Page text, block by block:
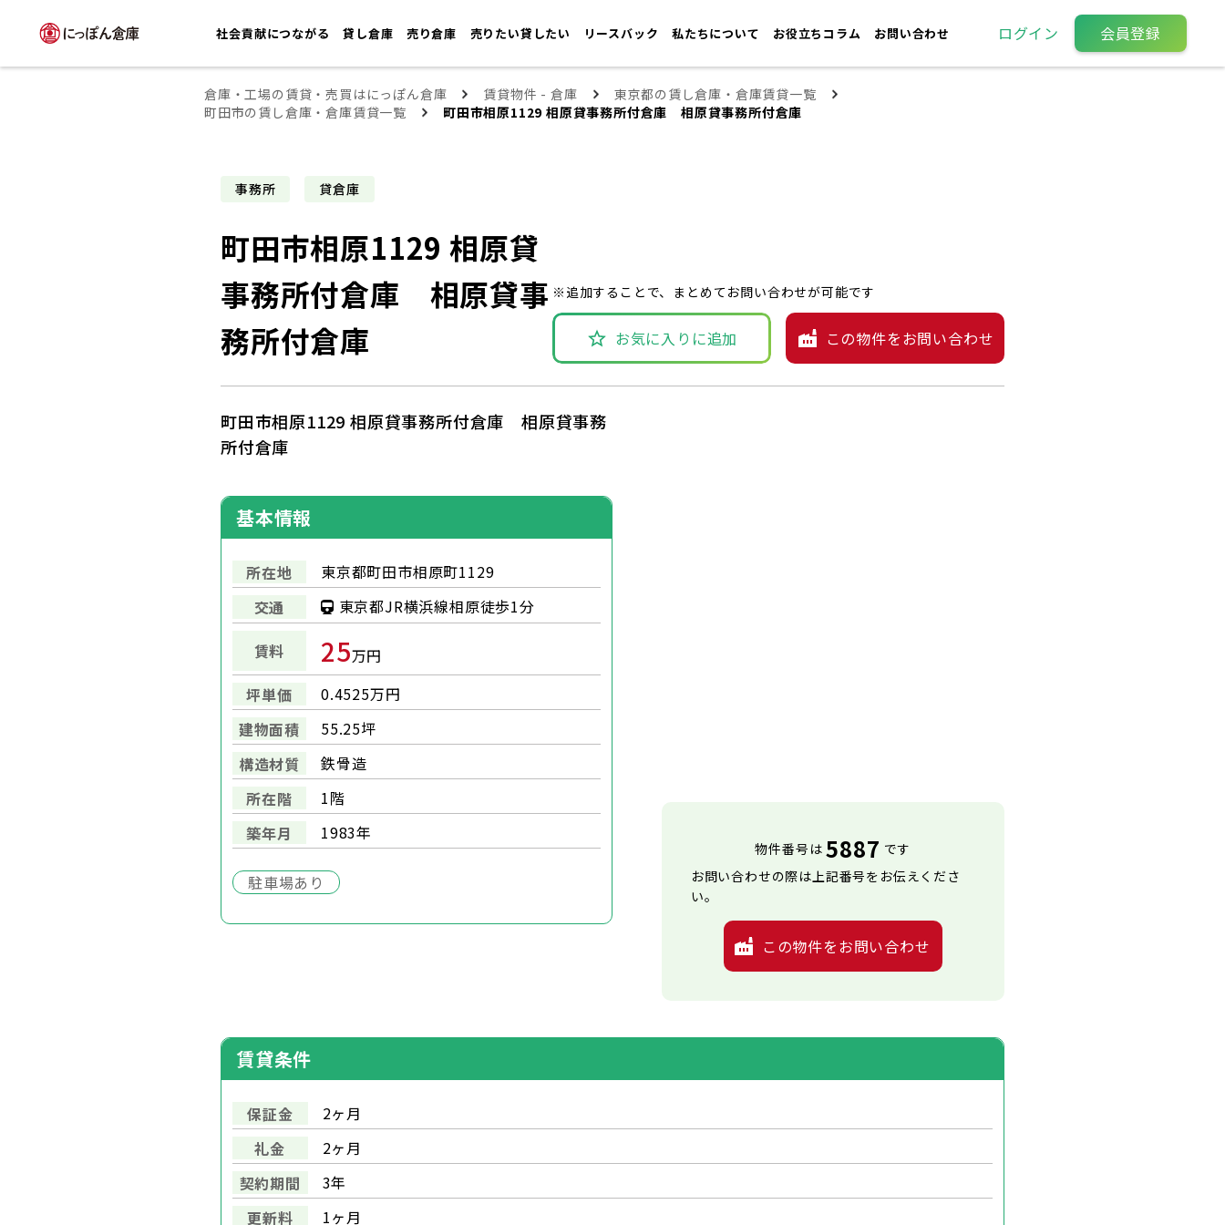
社会貢献につながる 貸し倉庫 売り倉庫 売りたい貸したい リースバック 私たちについて お役立ちコラム お問い合わせ ログイン 会員登録
倉庫・工場の賃貸・売買はにっぽん倉庫 賃貸物件 - 倉庫
東京都の賃し倉庫・倉庫賃貸一覧
町田市の賃し倉庫・倉庫賃貸一覧
町田市相原1129 相原貸事務所付倉庫 相原貸事務所付倉庫
事務所 貸倉庫
町田市相原1129 相原貸
事務所付倉庫 相原貸事
務所付倉庫
※追加することで、まとめてお問い合わせが可能です
お気に入りに追加 この物件をお問い合わせ
町田市相原1129 相原貸事務所付倉庫 相原貸事務
所付倉庫
基本情報
所在地
東京都町田市相原町1129
交通
東京都JR横浜線相原徒歩1分
賃料 25万円
坪単価
0.4525万円
建物面積
55.25坪
構造材質
鉄骨造
所在階
1階
築年月
1983年
駐車場あり
物件番号は 5887 です
お問い合わせの際は上記番号をお伝えくださ
い。
この物件をお問い合わせ
賃貸条件
保証金
2ヶ月
礼金
2ヶ月
契約期間
3年
更新料
1ヶ月